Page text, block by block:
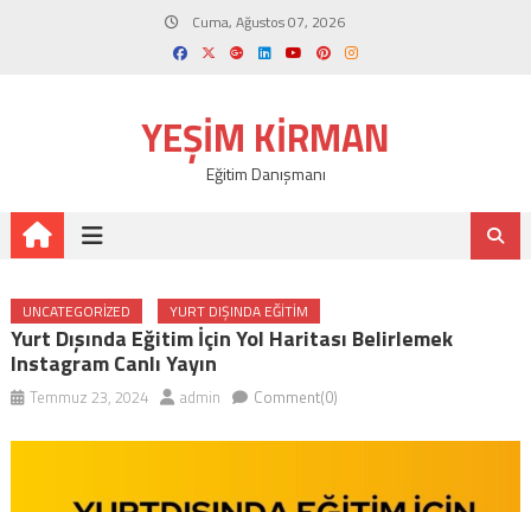
Cuma, Ağustos 07, 2026
YEŞIM KIRMAN
Eğitim Danışmanı
UNCATEGORIZED YURT DIŞINDA EĞITIM
Yurt Dışında Eğitim İçin Yol Haritası Belirlemek
Instagram Canlı Yayın
Temmuz 23, 2024 admin Comment(0)